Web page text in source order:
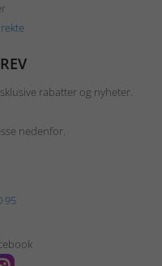
rabatter og nyheter.
nedenfor.
95